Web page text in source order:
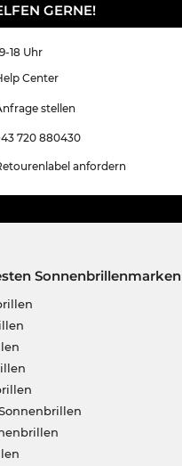
GERNE!
18 Uhr
Center
stellen
720 880430
anfordern
Sonnenbrillenmarken